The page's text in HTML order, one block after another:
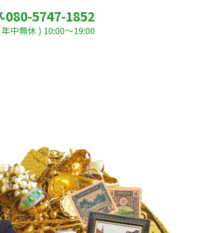
080-5747-1852
中無休 ) 10:00～19:00